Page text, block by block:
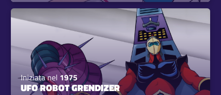
Iniziata nel 1975
UFO ROBOT GRENDIZER